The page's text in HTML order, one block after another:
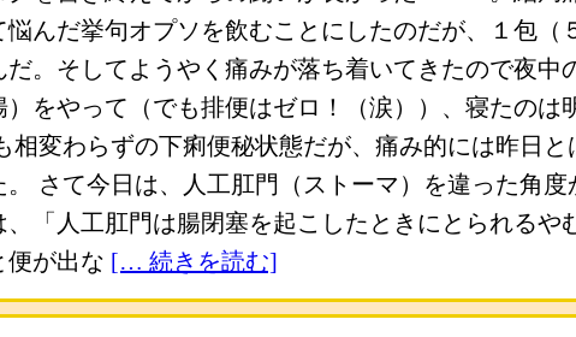
悩んだ挙句オプソを飲むことにしたのだが、１包（
だ。そしてようやく痛みが落ち着いてきたので夜中
をやって（でも排便はゼロ！（涙））、寝たのは
相変わらずの下痢便秘状態だが、痛み的には昨日と
。 さて今日は、人工肛門（ストーマ）を違った角
「人工肛門は腸閉塞を起こしたときにとられるや
便が出な [… 続きを読む]